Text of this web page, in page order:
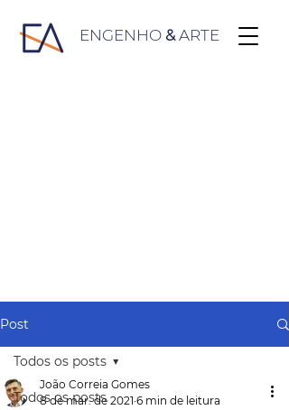
ENGENHO &ARTE
Post
Todos os posts
Todos os posts
João Correia Gomes
8 de mar. de 2021 6 min de leitura